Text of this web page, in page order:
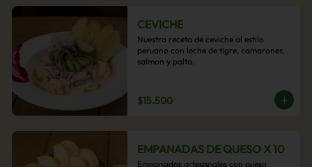
CEVICHE
Nuestra receta de ceviche al estilo
peruano con leche de tigre, camarones,
salmon y palta.
$15.500
EMPANADAS DE QUESO X 10
Empanadas artesanales con queso